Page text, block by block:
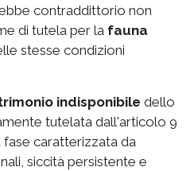
contraddittorio non
di tutela per la fauna
stesse condizioni
indisponibile dello
tutelata dall'articolo 9
fase caratterizzata da
siccità persistente e